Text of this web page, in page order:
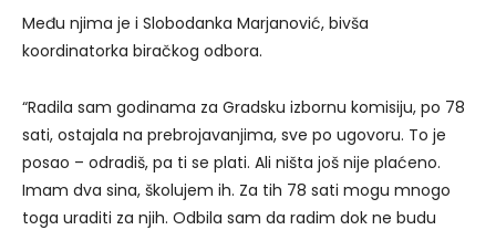
Među njima je i Slobodanka Marjanović, bivša
koordinatorka biračkog odbora.
“Radila sam godinama za Gradsku izbornu komisiju, po 78
sati, ostajala na prebrojavanjima, sve po ugovoru. To je
posao – odradiš, pa ti se plati. Ali ništa još nije plaćeno.
Imam dva sina, školujem ih. Za tih 78 sati mogu mnogo
toga uraditi za njih. Odbila sam da radim dok ne budu